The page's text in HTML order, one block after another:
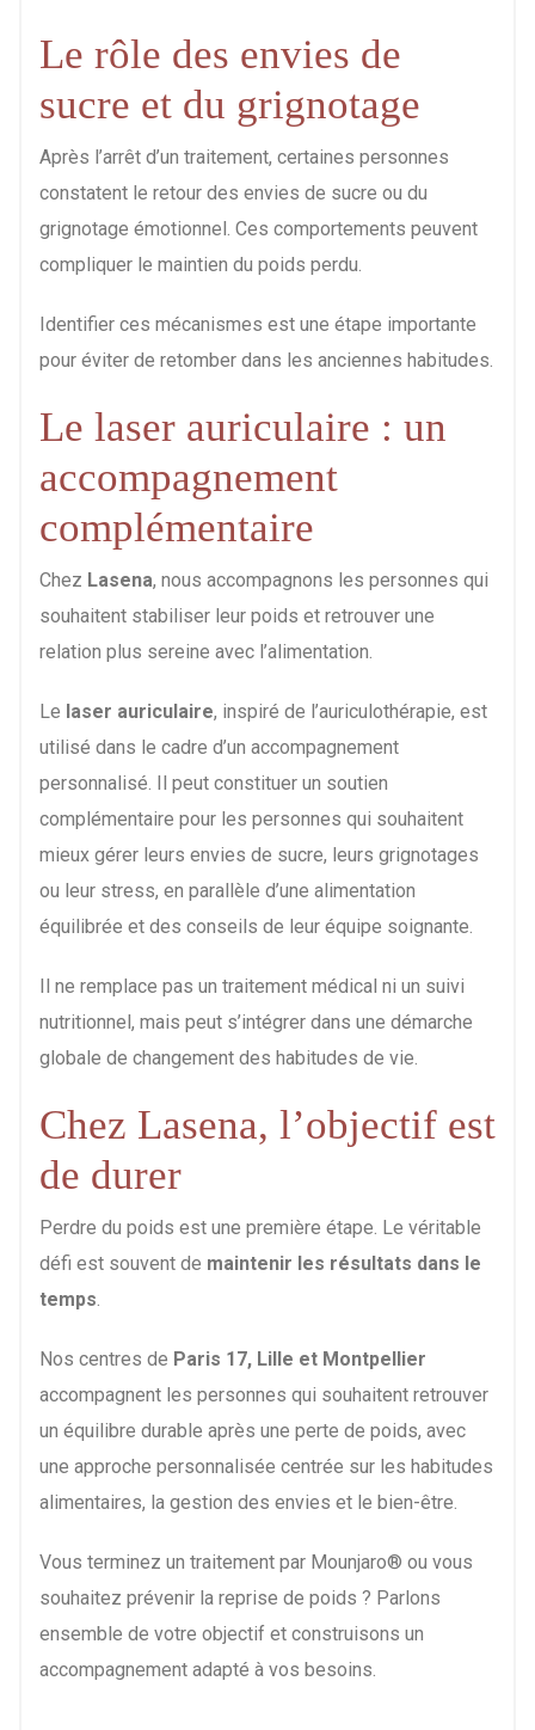
Le rôle des envies de
sucre et du grignotage
Après l’arrêt d’un traitement, certaines personnes
constatent le retour des envies de sucre ou du
grignotage émotionnel. Ces comportements peuvent
compliquer le maintien du poids perdu.
Identifier ces mécanismes est une étape importante
pour éviter de retomber dans les anciennes habitudes.
Le laser auriculaire : un
accompagnement
complémentaire
Chez Lasena, nous accompagnons les personnes qui
souhaitent stabiliser leur poids et retrouver une
relation plus sereine avec l’alimentation.
Le laser auriculaire, inspiré de l’auriculothérapie, est
utilisé dans le cadre d’un accompagnement
personnalisé. Il peut constituer un soutien
complémentaire pour les personnes qui souhaitent
mieux gérer leurs envies de sucre, leurs grignotages
ou leur stress, en parallèle d’une alimentation
équilibrée et des conseils de leur équipe soignante.
Il ne remplace pas un traitement médical ni un suivi
nutritionnel, mais peut s’intégrer dans une démarche
globale de changement des habitudes de vie.
Chez Lasena, l’objectif est
de durer
Perdre du poids est une première étape. Le véritable
défi est souvent de maintenir les résultats dans le
temps.
Nos centres de Paris 17, Lille et Montpellier
accompagnent les personnes qui souhaitent retrouver
un équilibre durable après une perte de poids, avec
une approche personnalisée centrée sur les habitudes
alimentaires, la gestion des envies et le bien-être.
Vous terminez un traitement par Mounjaro® ou vous
souhaitez prévenir la reprise de poids ? Parlons
ensemble de votre objectif et construisons un
accompagnement adapté à vos besoins.